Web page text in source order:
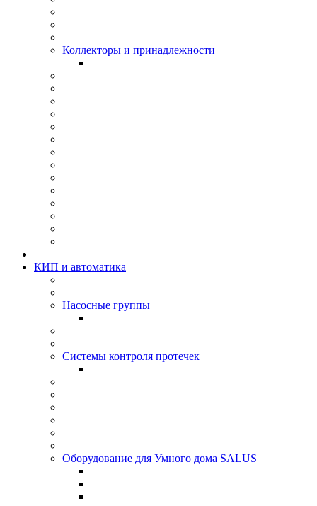
Коллекторы и принадлежности
КИП и автоматика
Насосные группы
Системы контроля протeчек
Оборудование для Умного дома SALUS